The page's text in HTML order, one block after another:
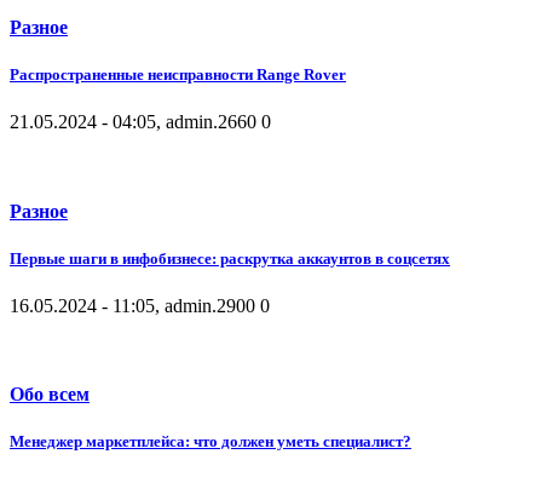
Разное
Распространенные неисправности Range Rover
21.05.2024 - 04:05, admin.2660 0
Разное
Первые шаги в инфобизнесе: раскрутка аккаунтов в соцсетях
16.05.2024 - 11:05, admin.2900 0
Обо всем
Менеджер маркетплейса: что должен уметь специалист?